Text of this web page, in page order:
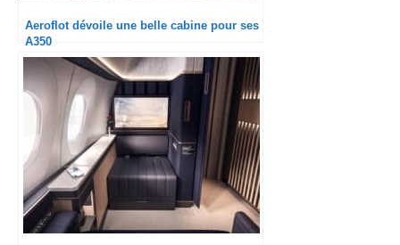
Aeroflot dévoile une belle cabine pour ses
A350